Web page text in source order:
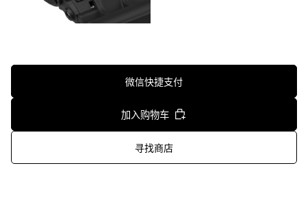
微信快捷支付
加入购物车
寻找商店